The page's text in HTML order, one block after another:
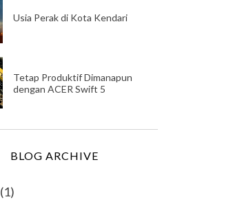
Usia Perak di Kota Kendari
Tetap Produktif Dimanapun
dengan ACER Swift 5
BLOG ARCHIVE
(1)